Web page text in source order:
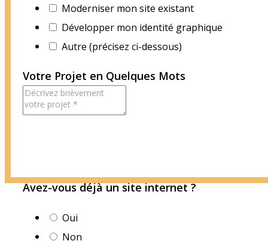
Moderniser mon site existant
Développer mon identité graphique
Autre (précisez ci-dessous)
Votre Projet en Quelques Mots
Avez-vous déjà un site internet ?
Oui
Non